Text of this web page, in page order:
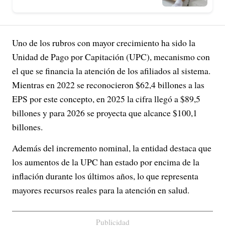
Uno de los rubros con mayor crecimiento ha sido la
Unidad de Pago por Capitación (UPC), mecanismo con
el que se financia la atención de los afiliados al sistema.
Mientras en 2022 se reconocieron $62,4 billones a las
EPS por este concepto, en 2025 la cifra llegó a $89,5
billones y para 2026 se proyecta que alcance $100,1
billones.
Además del incremento nominal, la entidad destaca que
los aumentos de la UPC han estado por encima de la
inflación durante los últimos años, lo que representa
mayores recursos reales para la atención en salud.
Publicidad